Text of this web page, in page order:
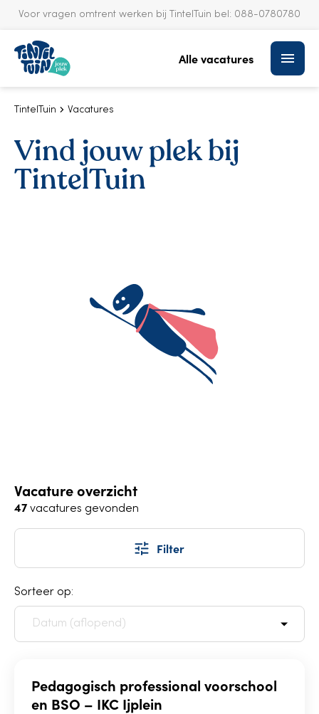
Voor vragen omtrent werken bij TintelTuin bel: 088-0780780
Alle vacatures
TintelTuin Vacatures
Vind jouw plek bij
TintelTuin
Vacature overzicht
47 vacatures gevonden
Filter
Sorteer op:
Pedagogisch professional voorschool
en BSO – IKC Ijplein